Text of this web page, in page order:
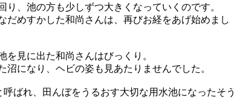
、池の方も少しずつ大きくなっていくのです。
めすかした和尚さんは、再びお経をあげ始めまし
見に出た和尚さんはびっくり。
になり、ヘビの姿も見あたりませんでした。
ばれ、田んぼをうるおす大切な用水池になったそう